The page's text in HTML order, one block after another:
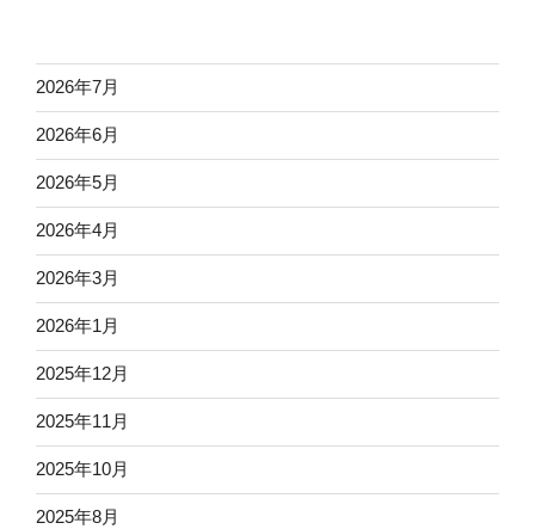
2026年7月
2026年6月
2026年5月
2026年4月
2026年3月
2026年1月
2025年12月
2025年11月
2025年10月
2025年8月